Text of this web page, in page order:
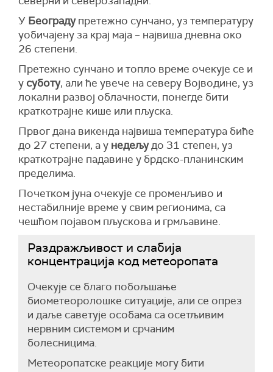
У Београдупретежно сунчано, уз температуру
уобичајену за крај маја – највиша дневна око
26 степени.
Претежно сунчано и топло време очекује се и
у суботу, али ће увече на северу Војводине, уз
локални развој облачности, понегде бити
краткотрајне кише или пљуска.
Првог дана викенда највиша температура биће
до 27 степени, а у недељудо 31 степен, уз
краткотрајне падавине у брдско-планинским
пределима.
Почетком јуна очекује се променљиво и
нестабилније време у свим регионима, са
чешћом појавом пљускова и грмљавине.
Раздражљивост и слабија
концентрација код метеоропата
Очекује се благо побољшање
биометеоролошке ситуације, али се опрез
и даље саветује особама са осетљивим
нервним системом и срчаним
болесницима.
Метеоропатске реакције могу бити